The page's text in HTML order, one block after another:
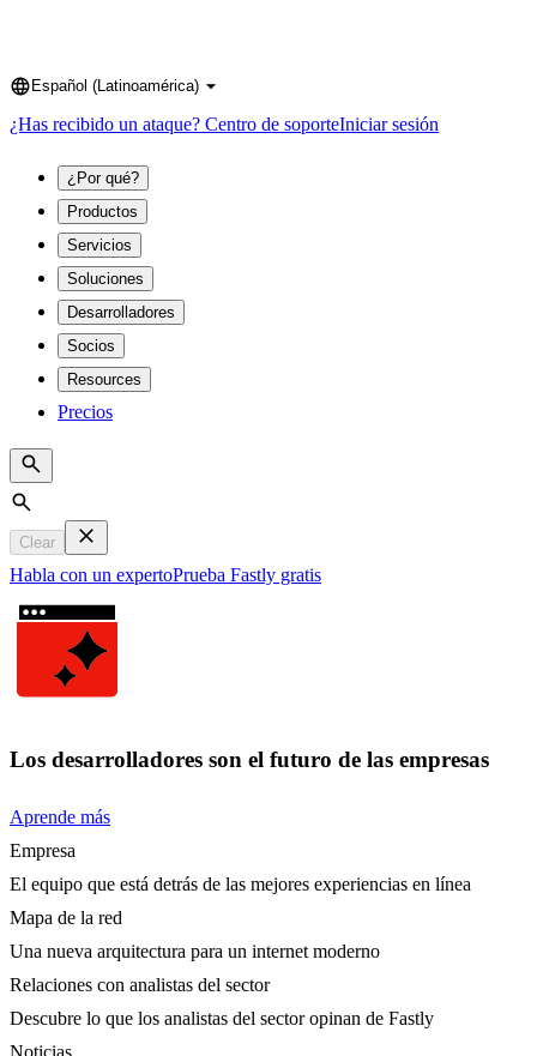
Language
Español (Latinoamérica)
¿Has recibido un ataque? Centro de soporteIniciar sesión
¿Por qué?
Productos
Servicios
Soluciones
Desarrolladores
Socios
Resources
Precios
Search
Clear
Habla con un expertoPrueba Fastly gratis
Los desarrolladores son el futuro de las empresas
Aprende más
Empresa
El equipo que está detrás de las mejores experiencias en línea
Mapa de la red
Una nueva arquitectura para un internet moderno
Relaciones con analistas del sector
Descubre lo que los analistas del sector opinan de Fastly